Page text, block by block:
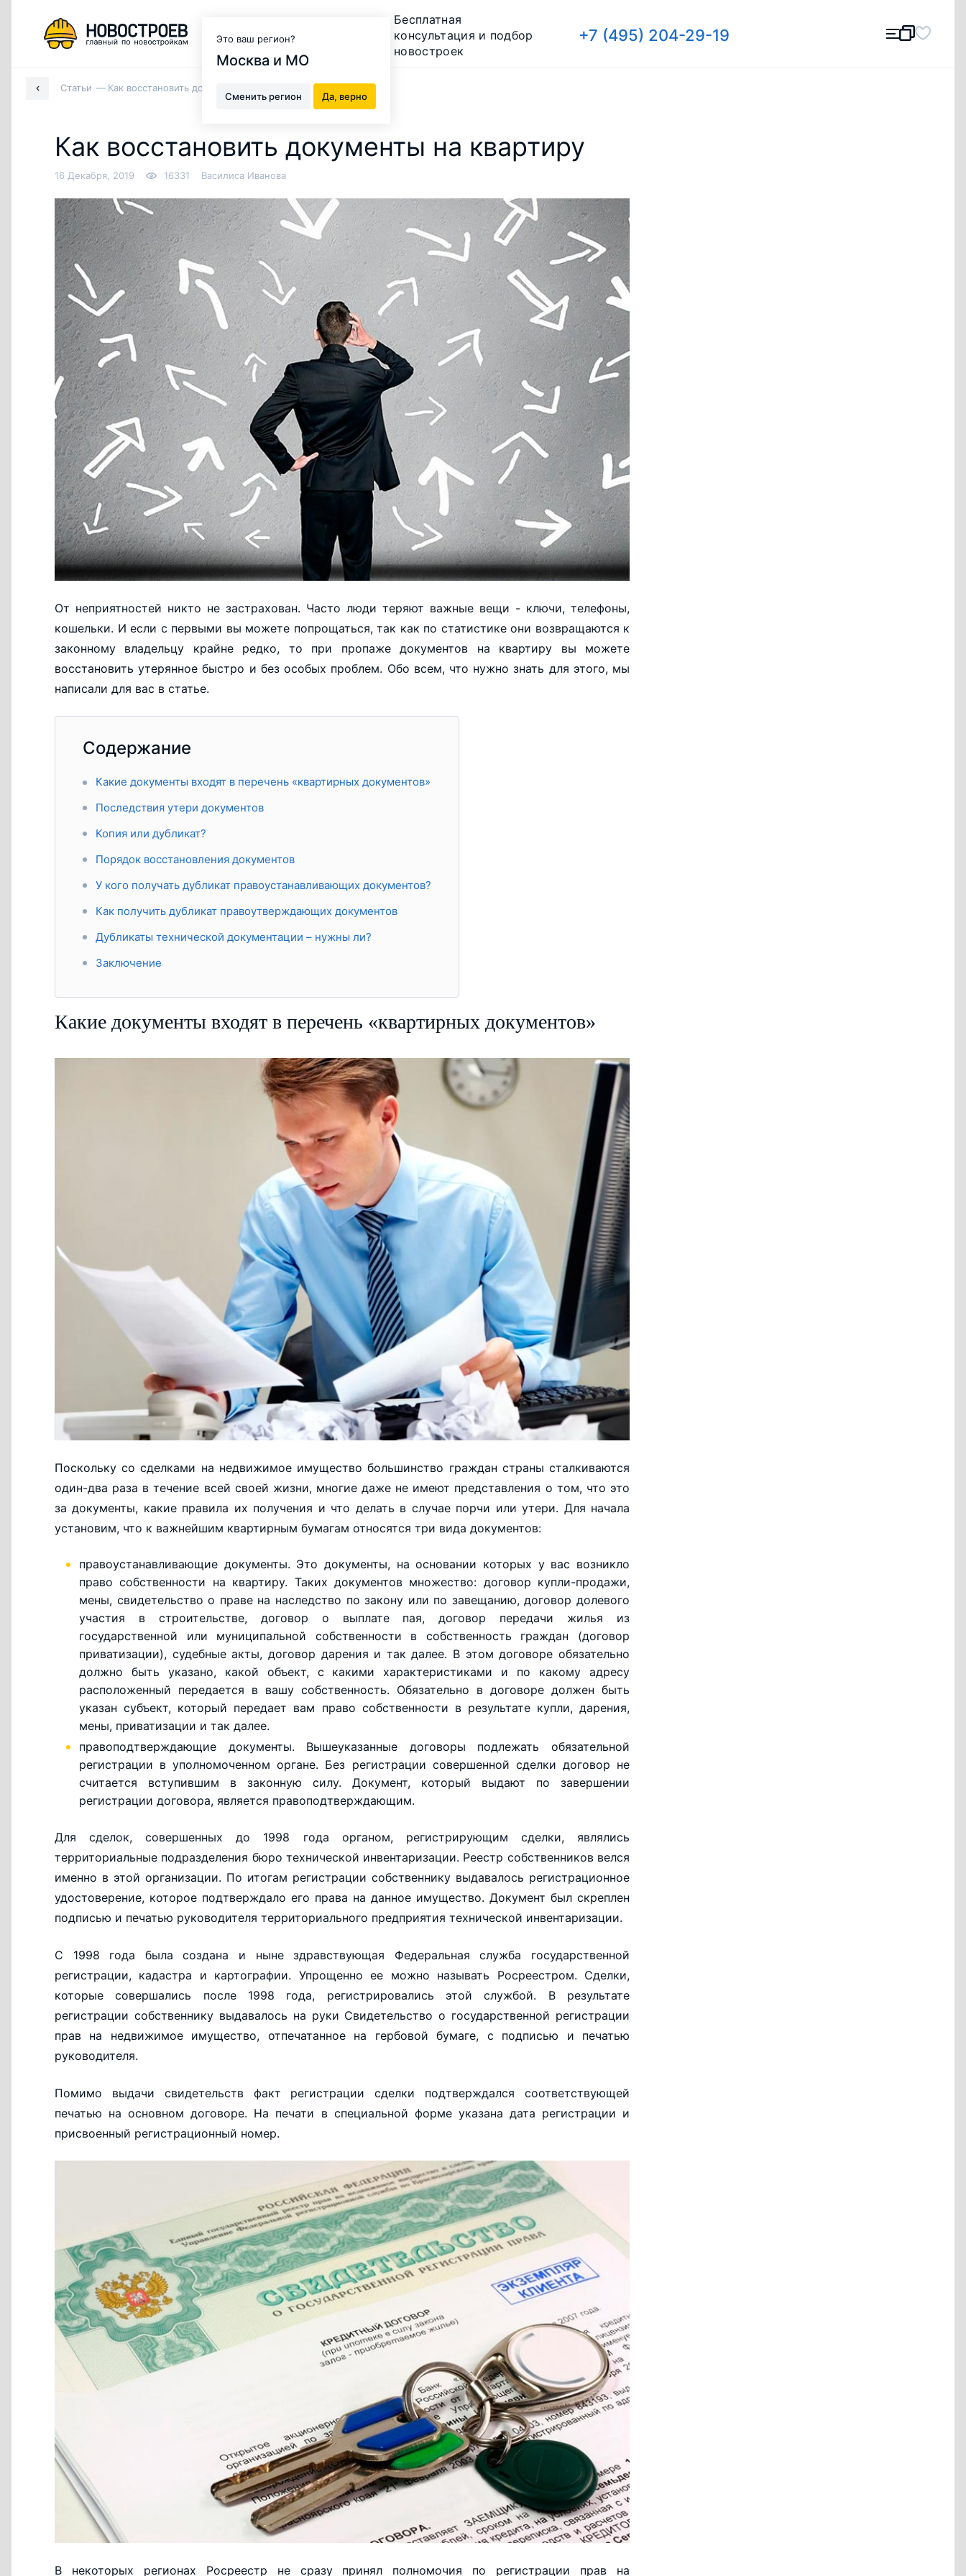
Это ваш регион?
Москва и МО
Сменить регион Да, верно
Бесплатная
консультация и подбор
новостроек
+7 (495) 204-29-19
Статьи Как восстановить документы на квартиру
Как восстановить документы на квартиру
16 Декабря, 2019 16331 Василиса Иванова
От неприятностей никто не застрахован. Часто люди теряют важные вещи - ключи, телефоны,
кошельки. И если с первыми вы можете попрощаться, так как по статистике они возвращаются к
законному владельцу крайне редко, то при пропаже документов на квартиру вы можете
восстановить утерянное быстро и без особых проблем. Обо всем, что нужно знать для этого, мы
написали для вас в статье.
Содержание
Какие документы входят в перечень «квартирных документов»
Последствия утери документов
Копия или дубликат?
Порядок восстановления документов
У кого получать дубликат правоустанавливающих документов?
Как получить дубликат правоутверждающих документов
Дубликаты технической документации – нужны ли?
Заключение
Какие документы входят в перечень «квартирных документов»
Поскольку со сделками на недвижимое имущество большинство граждан страны сталкиваются
один-два раза в течение всей своей жизни, многие даже не имеют представления о том, что это
за документы, какие правила их получения и что делать в случае порчи или утери. Для начала
установим, что к важнейшим квартирным бумагам относятся три вида документов:
правоустанавливающие документы. Это документы, на основании которых у вас возникло
право собственности на квартиру. Таких документов множество: договор купли-продажи,
мены, свидетельство о праве на наследство по закону или по завещанию, договор долевого
участия в строительстве, договор о выплате пая, договор передачи жилья из
государственной или муниципальной собственности в собственность граждан (договор
приватизации), судебные акты, договор дарения и так далее. В этом договоре обязательно
должно быть указано, какой объект, с какими характеристиками и по какому адресу
расположенный передается в вашу собственность. Обязательно в договоре должен быть
указан субъект, который передает вам право собственности в результате купли, дарения,
мены, приватизации и так далее.
правоподтверждающие документы. Вышеуказанные договоры подлежать обязательной
регистрации в уполномоченном органе. Без регистрации совершенной сделки договор не
считается вступившим в законную силу. Документ, который выдают по завершении
регистрации договора, является правоподтверждающим.
Для сделок, совершенных до 1998 года органом, регистрирующим сделки, являлись
территориальные подразделения бюро технической инвентаризации. Реестр собственников велся
именно в этой организации. По итогам регистрации собственнику выдавалось регистрационное
удостоверение, которое подтверждало его права на данное имущество. Документ был скреплен
подписью и печатью руководителя территориального предприятия технической инвентаризации.
С 1998 года была создана и ныне здравствующая Федеральная служба государственной
регистрации, кадастра и картографии. Упрощенно ее можно называть Росреестром. Сделки,
которые совершались после 1998 года, регистрировались этой службой. В результате
регистрации собственнику выдавалось на руки Свидетельство о государственной регистрации
прав на недвижимое имущество, отпечатанное на гербовой бумаге, с подписью и печатью
руководителя.
Помимо выдачи свидетельств факт регистрации сделки подтверждался соответствующей
печатью на основном договоре. На печати в специальной форме указана дата регистрации и
присвоенный регистрационный номер.
В некоторых регионах Росреестр не сразу принял полномочия по регистрации прав на